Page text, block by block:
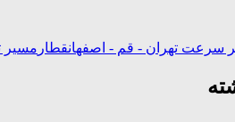
سرعت تهران - قم - اصفهانقطار مسیر